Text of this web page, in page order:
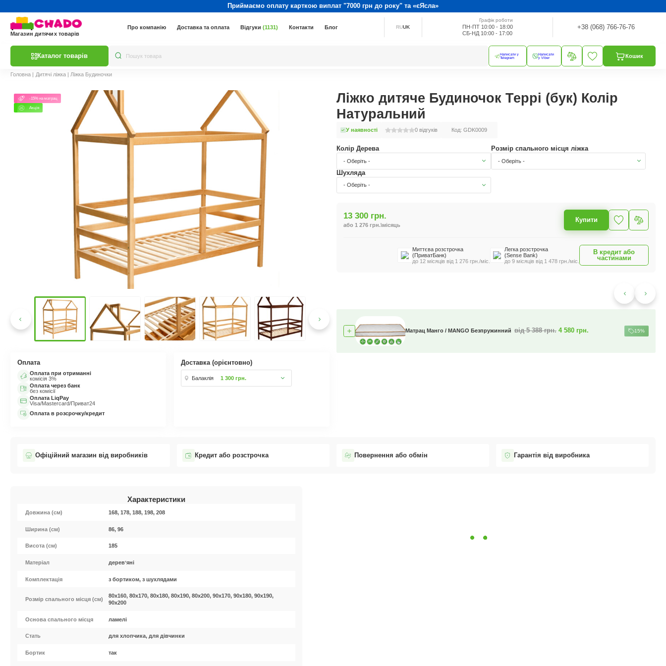
Приймаємо оплату карткою виплат "7000 грн до року" та «єЯсла»
Магазин дитячих товарів
Про компанію Доставка та оплата Відгуки(1131) Контакти Блог RUUK
Графік роботи
ПН-ПТ 10:00 - 18:00
СБ-НД 10:00 - 17:00
+38 (068) 766-76-76
Каталог товарів
Написати у
Telegram
Написати
у Viber
Кошик
Головна | Дитячі ліжка| Ліжка Будиночки
-15% на матрац
Акція
Оплата
Оплата при отриманні
комісія 3%
Оплата через банк
без комісії
Оплата LiqPay
Visa/Mastercard/Приват24
Оплата в розсрочку/кредит
Доставка (орієнтовно)
Балаклія 1 300 грн.
Ліжко дитяче Будиночок Террі (бук) Колір
Натуральний
У наявності 0 відгуків Код: GDK0009
Колір Дерева
- Оберіть -
Розмір спального місця ліжка
- Оберіть -
Шухляда
- Оберіть -
13 300 грн.
або 1 276 грн.\місяць
Купити
Миттєва розстрочка
(ПриватБанк)
до 12 місяців від 1 276 грн./міс.
Легка розстрочка
(Sense Bank)
до 9 місяців від 1 478 грн./міс.
В кредит або
частинами
Матрац Манго / MANGO Безпружинний від 5 388 грн.4 580 грн. Матрац Розет / Rosette Безпружинний від 3 834 грн. 3 259 грн.
середньої жорсткості / висота 12 см
15%
Офіційний магазин від виробників Кредит або розстрочка Повернення або обмін Гарантія від виробника
Характеристики
Довжина (см) 168, 178, 188, 198, 208
Ширина (см) 86, 96
Висота (см) 185
Матеріал деревʼяні
Комплектація з бортиком, з шухлядами
Розмір спального місця (см)
80x160, 80x170, 80x180, 80x190, 80x200, 90x170, 90x180, 90x190,
90x200
Основа спального місця ламелі
Стать для хлопчика, для дівчинки
Бортик так